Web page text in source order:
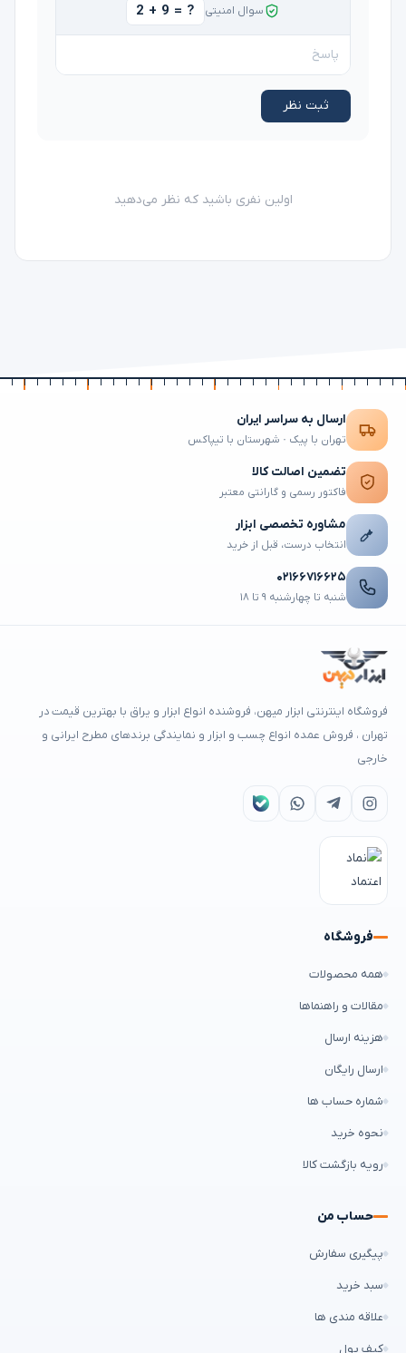
سوال امنیتی 2 + 9 = ?
ثبت نظر
اولین نفری باشید که نظر می‌دهید
ارسال به سراسر ایران
تهران با پیک · شهرستان با تیپاکس
تضمین اصالت کالا
فاکتور رسمی و گارانتی معتبر
مشاوره تخصصی ابزار
انتخاب درست، قبل از خرید
۰۲۱۶۶۷۱۶۶۲۵
شنبه تا چهارشنبه ۹ تا ۱۸
فروشگاه اینترنتی ابزار میهن، فروشنده انواع ابزار و یراق با بهترین قیمت در
تهران ، فروش عمده انواع چسب و ابزار و نمایندگی برندهای مطرح ایرانی و
خارجی
فروشگاه
همه محصولات
مقالات و راهنماها
هزینه ارسال
ارسال رایگان
شماره حساب ها
نحوه خرید
رویه بازگشت کالا
حساب من
پیگیری سفارش
سبد خرید
علاقه مندی ها
کیف پول